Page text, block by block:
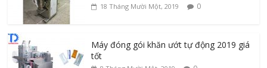
18 Tháng Mười Một, 2019 0
Máy đóng gói khăn ướt tự động 2019 giá
tốt